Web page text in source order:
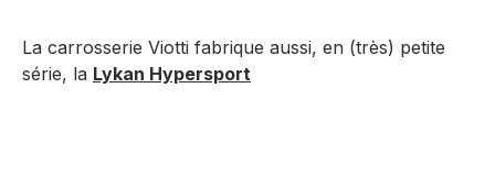
La carrosserie Viotti fabrique aussi, en (très) petite
série, la Lykan Hypersport